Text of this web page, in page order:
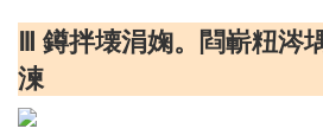
Ⅲ 鐏拌壊涓婅。閰嶄粈涔
湅